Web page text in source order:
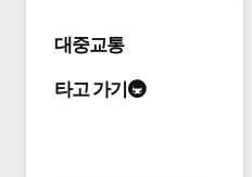
대중교통
타고 가기🚇